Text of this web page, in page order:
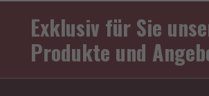
Exklusiv für Sie
Produkte und